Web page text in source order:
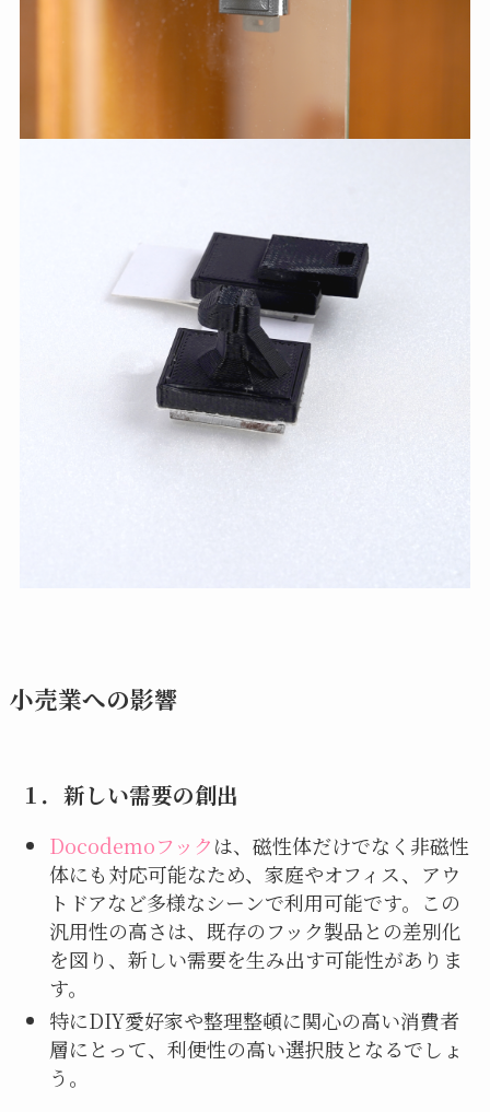
小売業への影響
１． 新しい需要の創出
Docodemoフックは、磁性体だけでなく非磁性
体にも対応可能なため、家庭やオフィス、アウ
トドアなど多様なシーンで利用可能です。この
汎用性の高さは、既存のフック製品との差別化
を図り、新しい需要を生み出す可能性がありま
す。
特にDIY愛好家や整理整頓に関心の高い消費者
層にとって、利便性の高い選択肢となるでしょ
う。